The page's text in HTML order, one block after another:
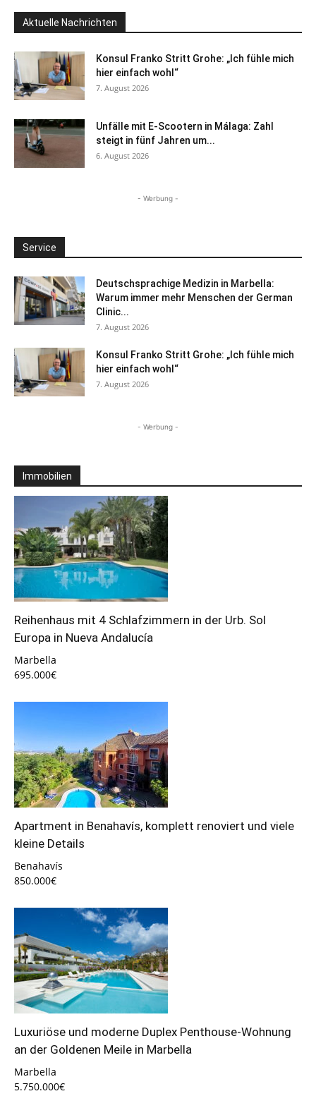
Aktuelle Nachrichten
Konsul Franko Stritt Grohe: „Ich fühle mich
hier einfach wohl“
7. August 2026
Unfälle mit E-Scootern in Málaga: Zahl
steigt in fünf Jahren um...
6. August 2026
- Werbung -
Service
Deutschsprachige Medizin in Marbella:
Warum immer mehr Menschen der German
Clinic...
7. August 2026
Konsul Franko Stritt Grohe: „Ich fühle mich
hier einfach wohl“
7. August 2026
- Werbung -
Immobilien
Reihenhaus mit 4 Schlafzimmern in der Urb. Sol
Europa in Nueva Andalucía
Marbella
695.000€
Apartment in Benahavís, komplett renoviert und viele
kleine Details
Benahavís
850.000€
Luxuriöse und moderne Duplex Penthouse-Wohnung
an der Goldenen Meile in Marbella
Marbella
5.750.000€